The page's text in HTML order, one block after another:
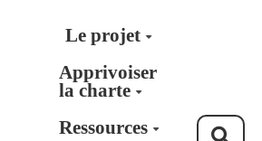
principalLe projet
Apprivoiser
la charte
Ressources